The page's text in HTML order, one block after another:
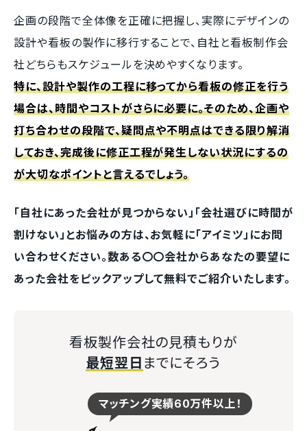
企画の段階で全体像を正確に把握し、実際にデザインの
設計や看板の製作に移行することで、自社と看板制作会
社どちらもスケジュールを決めやすくなります。
特に、設計や製作の工程に移ってから看板の修正を行う
場合は、時間やコストがさらに必要に。そのため、企画や
打ち合わせの段階で、疑問点や不明点はできる限り解消
しておき、完成後に修正工程が発生しない状況にするの
が大切なポイントと言えるでしょう。
「自社にあった会社が見つからない」「会社選びに時間が
割けない」とお悩みの方は、お気軽に「アイミツ」にお問
い合わせください。数ある〇〇会社からあなたの要望に
あった会社をピックアップして無料でご紹介いたします。
看板製作会社の見積もりが
最短翌日 までにそろう
マッチング実績60万件以上！